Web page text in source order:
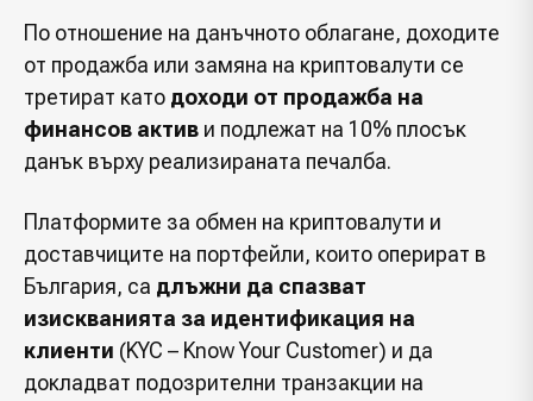
По отношение на данъчното облагане, доходите
от продажба или замяна на криптовалути се
третират като доходи от продажба на
финансов актив и подлежат на 10% плосък
данък върху реализираната печалба.
Платформите за обмен на криптовалути и
доставчиците на портфейли, които оперират в
България, са длъжни да спазват
изискванията за идентификация на
клиенти (KYC – Know Your Customer) и да
докладват подозрителни транзакции на